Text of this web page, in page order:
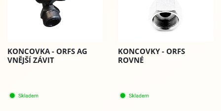
KONCOVKA - ORFS AG
VNĚJŠÍ ZÁVIT
KONCOVKY - ORFS
ROVNÉ